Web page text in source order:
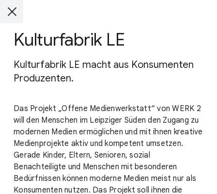
Kulturfabrik LE
Kulturfabrik LE macht aus Konsumenten
Produzenten.
Das Projekt „Offene Medienwerkstatt“ von WERK 2
will den Menschen im Leipziger Süden den Zugang zu
modernen Medien ermöglichen und mit ihnen kreative
Medienprojekte aktiv und kompetent umsetzen.
Gerade Kinder, Eltern, Senioren, sozial
Benachteiligte und Menschen mit besonderen
Bedürfnissen können moderne Medien meist nur als
Konsumenten nutzen. Das Projekt soll ihnen die